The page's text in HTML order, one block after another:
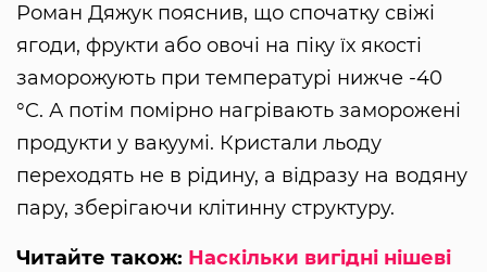
Роман Дяжук пояснив, що спочатку свіжі
ягоди, фрукти або овочі на піку їх якості
заморожують при температурі нижче -40
°C. А потім помірно нагрівають заморожені
продукти у вакуумі. Кристали льоду
переходять не в рідину, а відразу на водяну
пару, зберігаючи клітинну структуру.
Читайте також: Наскільки вигідні нішеві